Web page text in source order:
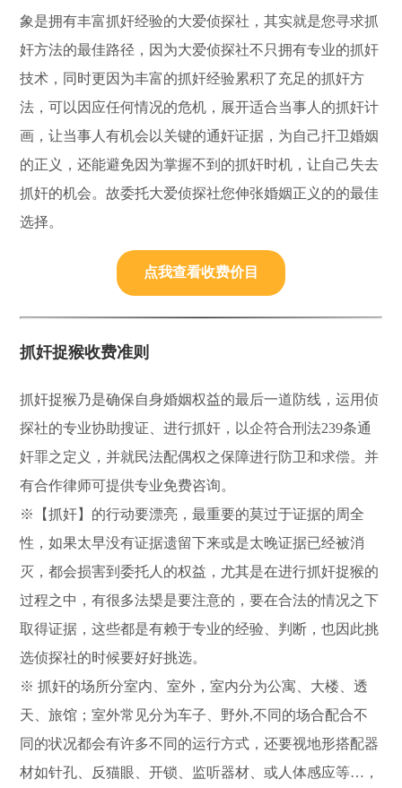
象是拥有丰富抓奸经验的大爱侦探社，其实就是您寻求抓
奸方法的最佳路径，因为大爱侦探社不只拥有专业的抓奸
技术，同时更因为丰富的抓奸经验累积了充足的抓奸方
法，可以因应任何情况的危机，展开适合当事人的抓奸计
画，让当事人有机会以关键的通奸证据，为自己扞卫婚姻
的正义，还能避免因为掌握不到的抓奸时机，让自己失去
抓奸的机会。故委托大爱侦探社您伸张婚姻正义的的最佳
选择。
点我查看收费价目
抓奸捉猴收费准则
抓奸捉猴乃是确保自身婚姻权益的最后一道防线，运用侦
探社的专业协助搜证、进行抓奸，以企符合刑法239条通
奸罪之定义，并就民法配偶权之保障进行防卫和求偿。并
有合作律师可提供专业免费咨询。
※【抓奸】的行动要漂亮，最重要的莫过于证据的周全
性，如果太早没有证据遗留下来或是太晚证据已经被消
灭，都会损害到委托人的权益，尤其是在进行抓奸捉猴的
过程之中，有很多法槼是要注意的，要在合法的情况之下
取得证据，这些都是有赖于专业的经验、判断，也因此挑
选侦探社的时候要好好挑选。
※ 抓奸的场所分室内、室外，室内分为公寓、大楼、透
天、旅馆；室外常见分为车子、野外,不同的场合配合不
同的状况都会有许多不同的运行方式，还要视地形搭配器
材如针孔、反猫眼、开锁、监听器材、或人体感应等…，